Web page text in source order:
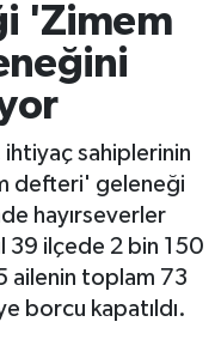
'Zimem
sahiplerinin
defteri' geleneği
hayırseverler
39 ilçede 2 bin 150
ailenin toplam 73
borcu kapatıldı.